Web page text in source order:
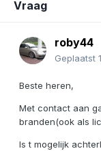
Vraag
roby44
Geplaatst
Beste heren,
Met contact aan
branden(ook als
Is t mogelijk